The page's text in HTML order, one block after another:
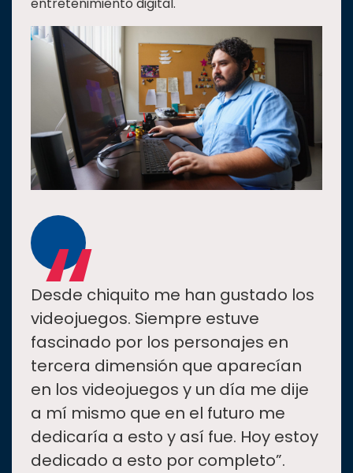
Vinculación
Historia
Universiada
Nacional
“
Desde chiquito me han gustado los
videojuegos. Siempre estuve
fascinado por los personajes en
tercera dimensión que aparecían
en los videojuegos y un día me dije
a mí mismo que en el futuro me
dedicaría a esto y así fue. Hoy estoy
dedicado a esto por completo”.